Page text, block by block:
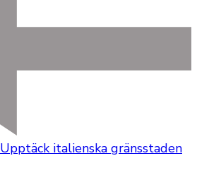
Upptäck italienska gränsstaden